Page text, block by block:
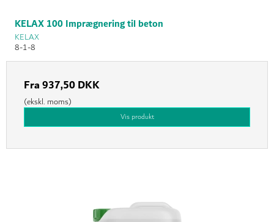
KELAX 100 Imprægnering til beton
KELAX
8-1-8
Fra937,50 DKK
(ekskl. moms)
Vis produkt